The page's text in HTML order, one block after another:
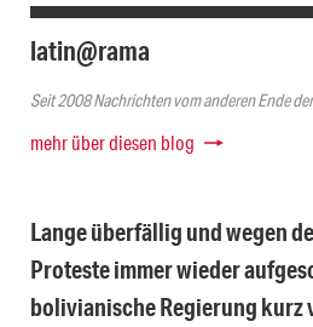
latin@rama
Seit 2008 Nachrichten vom anderen Ende
mehr über diesen blog
Lange überfällig und wegen
Proteste immer wieder
bolivianische Regierung kurz